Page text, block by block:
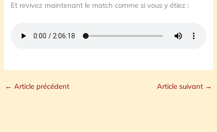
Et revivez maintenant le match comme si vous y étiez :
← Article précédent Article suivant →